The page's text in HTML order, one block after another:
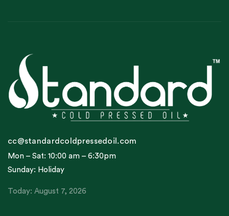
cc@standardcoldpressedoil.com
Mon – Sat: 10:00 am – 6:30pm
Sunday: Holiday
Today: August 7, 2026